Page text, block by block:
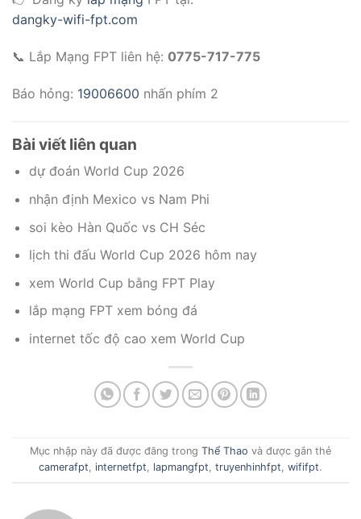
dangky-wifi-fpt.com
📞 Lắp Mạng FPT liên hệ: 0775-717-775
Báo hỏng: 19006600 nhấn phím 2
Bài viết liên quan
dự đoán World Cup 2026
nhận định Mexico vs Nam Phi
soi kèo Hàn Quốc vs CH Séc
lịch thi đấu World Cup 2026 hôm nay
xem World Cup bằng FPT Play
lắp mạng FPT xem bóng đá
internet tốc độ cao xem World Cup
Mục nhập này đã được đăng trong Thể Thao và được gắn thẻ
camerafpt, internetfpt, lapmangfpt, truyenhinhfpt, wififpt.